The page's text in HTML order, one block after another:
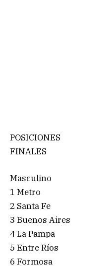
POSICIONES
FINALES
Masculino
1 Metro
2 Santa Fe
3 Buenos Aires
4 La Pampa
5 Entre Ríos
6 Formosa